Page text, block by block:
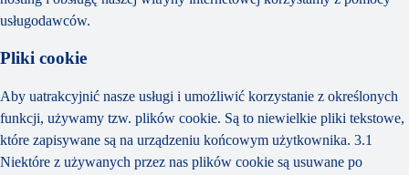
usługodawców.
Pliki cookie
Aby uatrakcyjnić nasze usługi i umożliwić korzystanie z określonych
funkcji, używamy tzw. plików cookie. Są to niewielkie pliki tekstowe,
które zapisywane są na urządzeniu końcowym użytkownika. 3.1
Niektóre z używanych przez nas plików cookie są usuwane po